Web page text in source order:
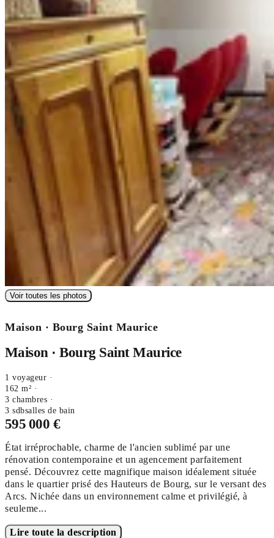
Voir toutes les photos
Maison · Bourg Saint Maurice
Maison · Bourg Saint Maurice
1 voyageur ·
162 m² ·
3 chambres ·
3sdbsalles de bain
595 000 €
État irréprochable, charme de l'ancien sublimé par une
rénovation contemporaine et un agencement parfaitement
pensé. Découvrez cette magnifique maison idéalement située
dans le quartier prisé des Hauteurs de Bourg, sur le versant des
Arcs. Nichée dans un environnement calme et privilégié, à
seuleme...
Lire toute la description